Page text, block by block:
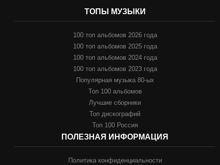
ТОПЫ МУЗЫКИ
100 топ альбомов 2026 года
100 топ альбомов 2025 года
100 топ альбомов 2024 года
100 топ альбомов 2023 года
Популярная музыка 80-ых
Топ 100 альбомов
Лучшие сборники
Топ дискографий
Топ 100 Россия
ПОЛЕЗНАЯ ИНФОРМАЦИЯ
Политика конфиденциальности